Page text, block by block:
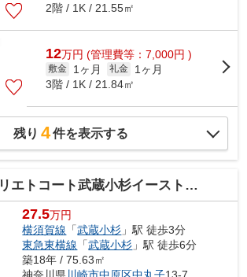
2階 / 1K / 21.55㎡
12万円 (管理費等：7,000円 )
敷金 1ヶ月 礼金
1ヶ月
3階 / 1K / 21.84㎡
残り 4件を表示する
リエトコート武蔵小杉イーストタワー
27.5万円
横須賀線 「武蔵小杉 」駅 徒歩3分
東急東横線 「武蔵小杉 」駅 徒歩6分
築18年 / 75.63㎡